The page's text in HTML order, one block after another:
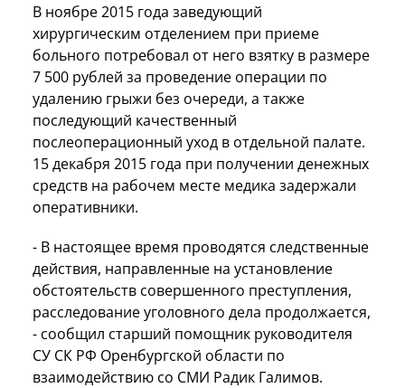
В ноябре 2015 года заведующий
хирургическим отделением при приеме
больного потребовал от него взятку в размере
7 500 рублей за проведение операции по
удалению грыжи без очереди, а также
последующий качественный
послеоперационный уход в отдельной палате.
15 декабря 2015 года при получении денежных
средств на рабочем месте медика задержали
оперативники.
- В настоящее время проводятся следственные
действия, направленные на установление
обстоятельств совершенного преступления,
расследование уголовного дела продолжается,
- сообщил старший помощник руководителя
СУ СК РФ Оренбургской области по
взаимодействию со СМИ Радик Галимов.